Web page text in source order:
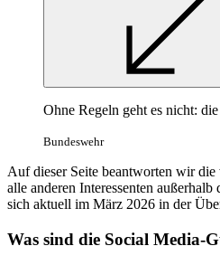
Ohne Regeln geht es nicht:
Bundeswehr
Auf dieser Seite beantworten wir
alle anderen Interessenten
sich aktuell im März 2026 in der
Was sind die Social Media-